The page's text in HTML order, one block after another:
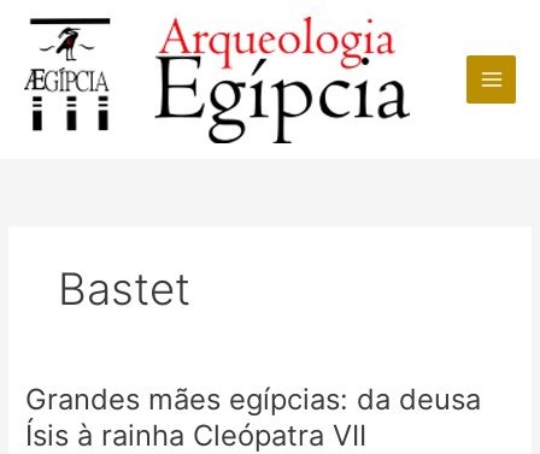
conteúdo
Bastet
Grandes mães egípcias: da deusa
Ísis à rainha Cleópatra VII